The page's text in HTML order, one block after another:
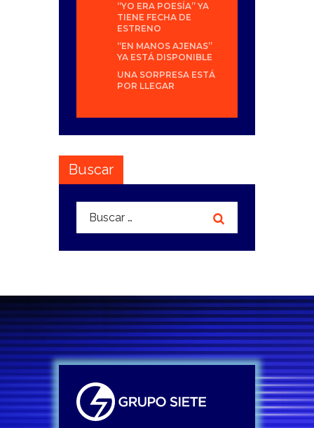
“YO ERA POESÍA” YA
TIENE FECHA DE
ESTRENO
“EN MANOS AJENAS”
YA ESTÁ DISPONIBLE
UNA SORPRESA ESTÁ
POR LLEGAR
Buscar
Buscar: